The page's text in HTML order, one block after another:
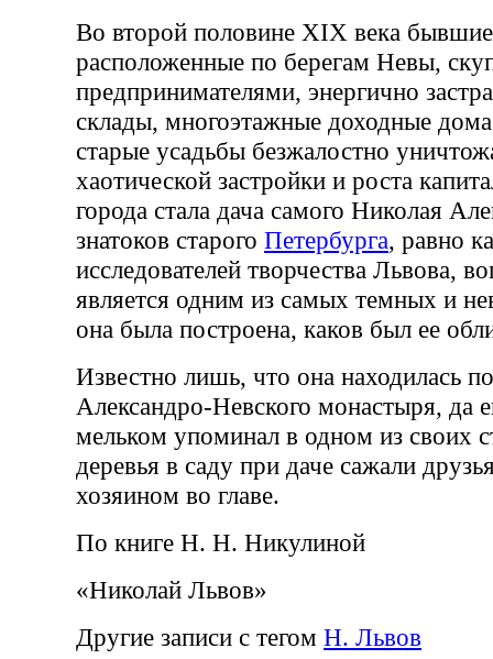
Во второй половине XIX века
расположенные по берегам Невы,
предпринимателями, энергично
склады, многоэтажные доходные
старые усадьбы безжалостно
хаотической застройки и роста
города стала дача самого Николая
знатоков старого Петербурга, равно
исследователей творчества Львова,
является одним из самых темных и
она была построена, каков был ее
Известно лишь, что она находилась
Александро-Невского монастыря, да
мельком упоминал в одном из своих
деревья в саду при даче сажали
хозяином во главе.
По книге Н. Н. Никулиной
«Николай Львов»
Другие записи с тегом Н. Львов